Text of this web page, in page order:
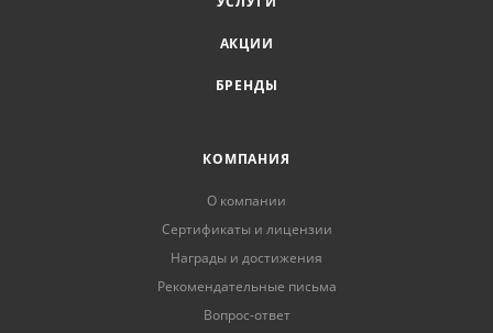
АКЦИИ
БРЕНДЫ
КОМПАНИЯ
О компании
Сертификаты и лицензии
Награды и достижения
Рекомендательные письма
Вопрос-ответ